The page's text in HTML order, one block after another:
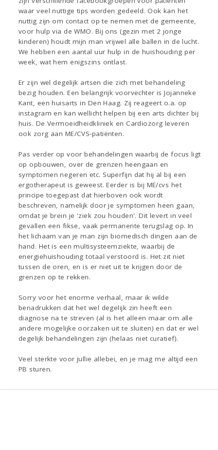
waar veel nuttige tips worden gedeeld. Ook kan het
nuttig zijn om contact op te nemen met de gemeente,
voor hulp via de WMO. Bij ons (gezin met 2 jonge
kinderen) houdt mijn man vrijwel alle ballen in de lucht.
We hebben een aantal uur hulp in de huishouding per
week, wat hem enigszins ontlast.
Er zijn wel degelijk artsen die zich met behandeling
bezig houden. Een belangrijk voorvechter is Jojanneke
Kant, een huisarts in Den Haag. Zij reageert o.a. op
instagram en kan wellicht helpen bij een arts dichter bij
huis. De Vermoeidheidkliniek en Cardiozorg leveren
ook zorg aan ME/CVS-patiënten.
Pas verder op voor behandelingen waarbij de focus ligt
op opbouwen, over de grenzen heengaan en
symptomen negeren etc. Superfijn dat hij al bij een
ergotherapeut is geweest. Eerder is bij ME/cvs het
principe toegepast dat hierboven ook wordt
beschreven, namelijk door je symptomen heen gaan,
omdat je brein je 'ziek zou houden'. Dit levert in veel
gevallen een fikse, vaak permanente terugslag op. In
het lichaam van je man zijn biomedisch dingen aan de
hand. Het is een multisysteemziekte, waarbij de
energiehuishouding totaal verstoord is. Het zit niet
tussen de oren, en is er niet uit te krijgen door de
grenzen op te rekken.
Sorry voor het enorme verhaal, maar ik wilde
benadrukken dat het wel degelijk zin heeft een
diagnose na te streven (al is het alleen maar om alle
andere mogelijke oorzaken uit te sluiten) en dat er wel
degelijk behandelingen zijn (helaas niet curatief).
Veel sterkte voor jullie allebei, en je mag me altijd een
PB sturen.